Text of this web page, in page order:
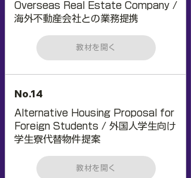
Overseas Real Estate Company /
海外不動産会社との業務提携
教材を開く
No.14
Alternative Housing Proposal for
Foreign Students / 外国人学生向け
学生寮代替物件提案
教材を開く